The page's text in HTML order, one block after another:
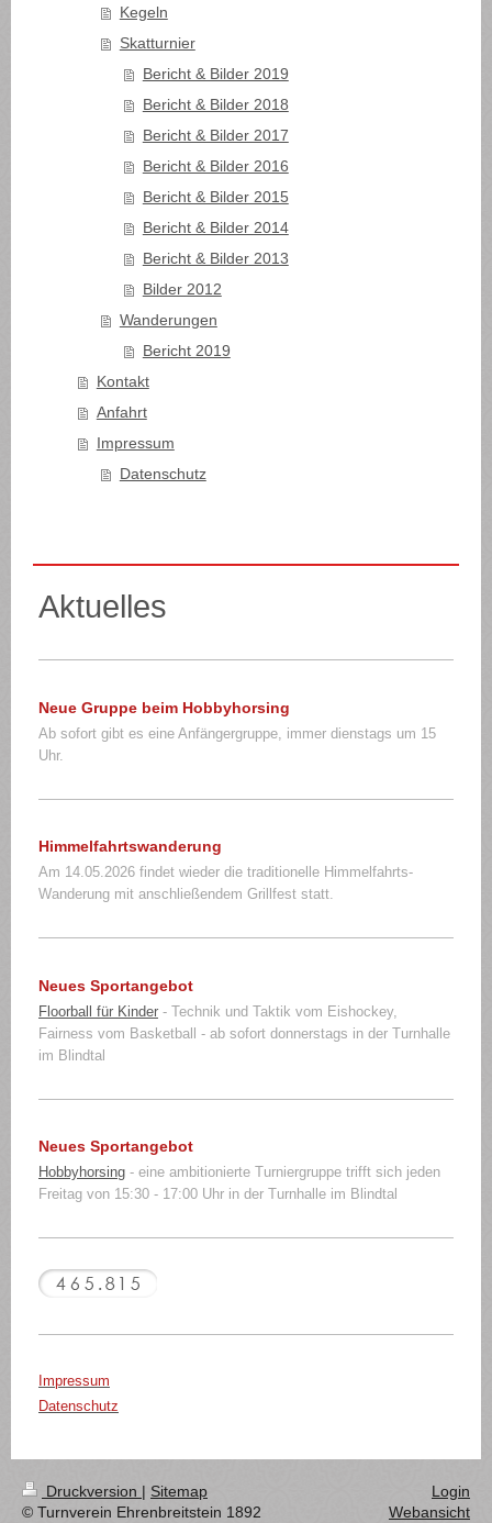
Kegeln
Skatturnier
Bericht & Bilder 2019
Bericht & Bilder 2018
Bericht & Bilder 2017
Bericht & Bilder 2016
Bericht & Bilder 2015
Bericht & Bilder 2014
Bericht & Bilder 2013
Bilder 2012
Wanderungen
Bericht 2019
Kontakt
Anfahrt
Impressum
Datenschutz
Aktuelles
Neue Gruppe beim Hobbyhorsing
Ab sofort gibt es eine Anfängergruppe, immer dienstags um 15
Uhr.
Himmelfahrtswanderung
Am 14.05.2026 findet wieder die traditionelle Himmelfahrts-
Wanderung mit anschließendem Grillfest statt.
Neues Sportangebot
Floorball für Kinder - Technik und Taktik vom Eishockey,
Fairness vom Basketball - ab sofort donnerstags in der Turnhalle
im Blindtal
Neues Sportangebot
Hobbyhorsing - eine ambitionierte Turniergruppe trifft sich jeden
Freitag von 15:30 - 17:00 Uhr in der Turnhalle im Blindtal
Impressum
Datenschutz
Druckversion | Sitemap
© Turnverein Ehrenbreitstein 1892
Login
Webansicht